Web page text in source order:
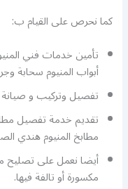
كما نحرص على القيام ب:
تأمين خدمات فني
أبواب المنيوم سحابة
تفصيل وتركيب و
تقديم خدمة تفصيل
مطابخ المنيوم هندي
أيضا نعمل على تصليح
مكسورة أو تالفة فيها.